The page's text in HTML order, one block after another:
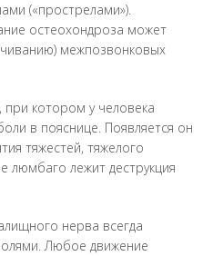
(«прострелами»).
остеохондроза может
межпозвонковых
при котором у человека
в пояснице. Появляется он
тяжестей, тяжелого
люмбаго лежит деструкция
нерва всегда
Любое движение